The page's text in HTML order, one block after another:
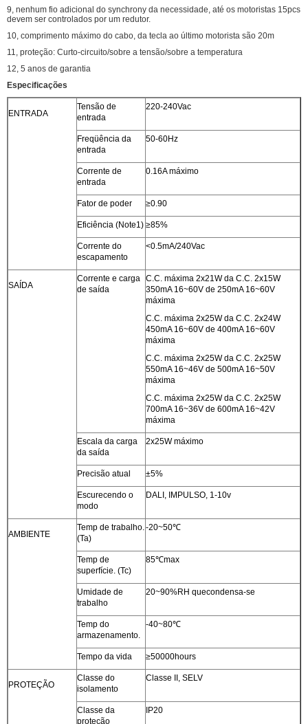
9, nenhum fio adicional do synchrony da necessidade, até os motoristas 15pcs
devem ser controlados por um redutor.
10, comprimento máximo do cabo, da tecla ao último motorista são 20m
11, proteção: Curto-circuito/sobre a tensão/sobre a temperatura
12, 5 anos de garantia
Especificações
ENTRADA
Tensão de
entrada
220-240Vac
Freqüência da
entrada
50-60Hz
Corrente de
entrada
0.16A máximo
Fator de poder ≥0.90
Eficiência (Note1) ≥85%
Corrente do
escapamento
<0.5mA/240Vac
SAÍDA
Corrente e carga
de saída
C.C. máxima 2x21W da C.C. 2x15W
350mA 16~60V de 250mA 16~60V
máxima
C.C. máxima 2x25W da C.C. 2x24W
450mA 16~60V de 400mA 16~60V
máxima
C.C. máxima 2x25W da C.C. 2x25W
550mA 16~46V de 500mA 16~50V
máxima
C.C. máxima 2x25W da C.C. 2x25W
700mA 16~36V de 600mA 16~42V
máxima
Escala da carga
da saída
2x25W máximo
Precisão atual ±5%
Escurecendo o
modo
DALI, IMPULSO, 1-10v
AMBIENTE
Temp de trabalho.
(Ta)
-20~50℃
Temp de
superfície. (Tc)
85℃max
Umidade de
trabalho
20~90%RH quecondensa-se
Temp do
armazenamento.
-40~80℃
Tempo da vida ≥50000hours
PROTEÇÃO
Classe do
isolamento
Classe II, SELV
Classe da
proteção
IP20